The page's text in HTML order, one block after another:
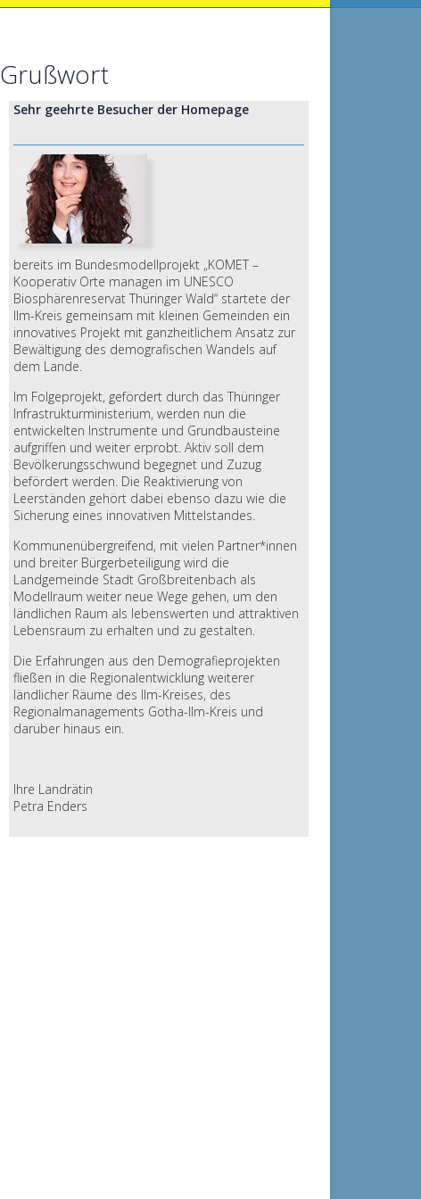
Grußwort
Sehr geehrte Besucher der Homepage
bereits im Bundesmodellprojekt „KOMET –
Kooperativ Orte managen im UNESCO
Biosphärenreservat Thüringer Wald“ startete der
Ilm-Kreis gemeinsam mit kleinen Gemeinden ein
innovatives Projekt mit ganzheitlichem Ansatz zur
Bewältigung des demografischen Wandels auf
dem Lande.
Im Folgeprojekt, gefördert durch das Thüringer
Infrastrukturministerium, werden nun die
entwickelten Instrumente und Grundbausteine
aufgriffen und weiter erprobt. Aktiv soll dem
Bevölkerungsschwund begegnet und Zuzug
befördert werden. Die Reaktivierung von
Leerständen gehört dabei ebenso dazu wie die
Sicherung eines innovativen Mittelstandes.
Kommunenübergreifend, mit vielen Partner*innen
und breiter Bürgerbeteiligung wird die
Landgemeinde Stadt Großbreitenbach als
Modellraum weiter neue Wege gehen, um den
ländlichen Raum als lebenswerten und attraktiven
Lebensraum zu erhalten und zu gestalten.
Die Erfahrungen aus den Demografieprojekten
fließen in die Regionalentwicklung weiterer
ländlicher Räume des Ilm-Kreises, des
Regionalmanagements Gotha-Ilm-Kreis und
darüber hinaus ein.
Ihre Landrätin
Petra Enders